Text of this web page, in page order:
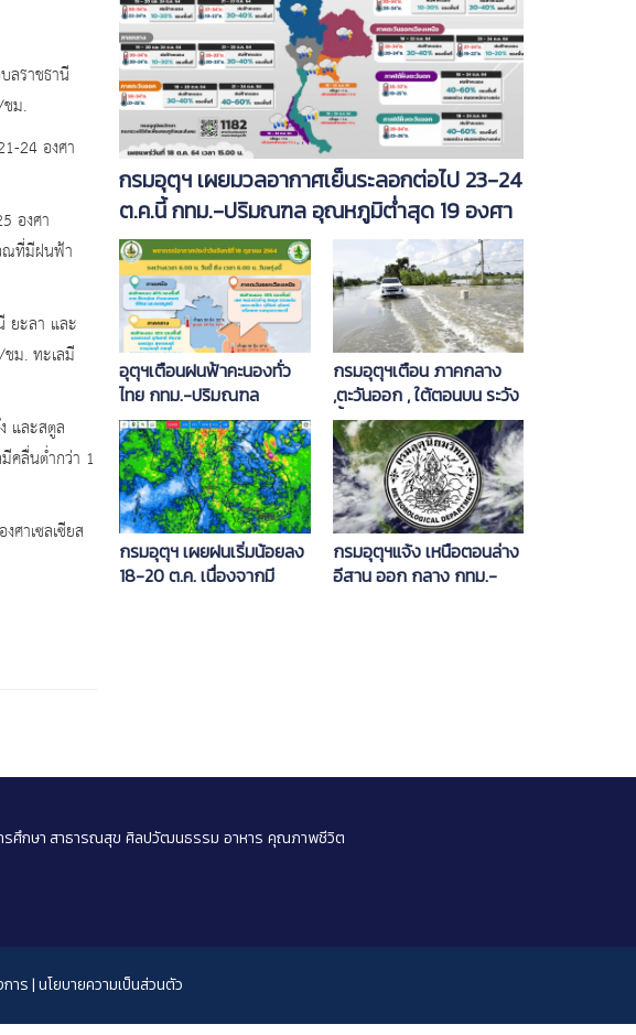
ลราชธานี
ม.
24 องศา
องศา
ณที่มีฝนฟ้า
ยะลา และ
ม. ทะเลมี
และสตูล
คลื่นต่ำกว่า 1
าเซลเซียส
กรมอุตุฯ เผยมวลอากาศเย็นระลอกต่อไป 23-24
ต.ค.นี้ กทม.-ปริมณฑล อุณหภูมิต่ำสุด 19 องศา
อุตุฯเตือนฝนฟ้าคะนองทั่ว
ไทย กทม.-ปริมณฑล
ตก30%
กรมอุตุฯเตือน ภาคกลาง
,ตะวันออก , ใต้ตอนบน ระวัง
น้ำท่วม
กรมอุตุฯ เผยฝนเริ่มน้อยลง
18-20 ต.ค. เนื่องจากมี
กรมอุตุฯแจ้ง เหนือตอนล่าง
อีสาน ออก กลาง กทม.-
รศึกษา สาธารณสุข ศิลปวัฒนธรรม อาหาร คุณภาพชีวิต
าร|นโยบายความเป็นส่วนตัว